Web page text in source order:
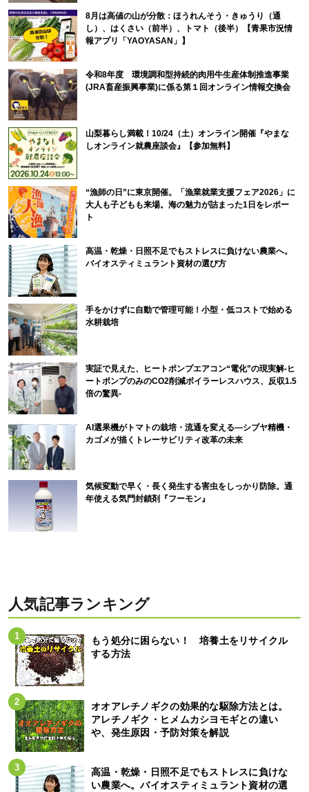
8月は高値の山が分散：ほうれんそう・きゅうり（通
し）、はくさい（前半）、トマト（後半）【青果市況情
報アプリ「YAOYASAN」】
令和8年度 環境調和型持続的肉用牛生産体制推進事業
(JRA畜産振興事業)に係る第１回オンライン情報交換会
山梨暮らし満載！10/24（土）オンライン開催『やまな
しオンライン就農座談会』【参加無料】
“漁師の日”に東京開催。「漁業就業支援フェア2026」に
大人も子どもも来場。海の魅力が詰まった1日をレポー
ト
高温・乾燥・日照不足でもストレスに負けない農業へ。
バイオスティミュラント資材の選び方
手をかけずに自動で管理可能！小型・低コストで始める
水耕栽培
実証で見えた、ヒートポンプエアコン“電化”の現実解-ヒ
ートポンプのみのCO2削減ボイラーレスハウス、反収1.5
倍の驚異-
AI選果機がトマトの栽培・流通を変える―シブヤ精機・
カゴメが描くトレーサビリティ改革の未来
気候変動で早く・長く発生する害虫をしっかり防除。通
年使える気門封鎖剤『フーモン』
人気記事ランキング
もう処分に困らない！ 培養土をリサイクル
する方法
オオアレチノギクの効果的な駆除方法とは。
アレチノギク・ヒメムカシヨモギとの違い
や、発生原因・予防対策を解説
高温・乾燥・日照不足でもストレスに負けな
い農業へ。バイオスティミュラント資材の選